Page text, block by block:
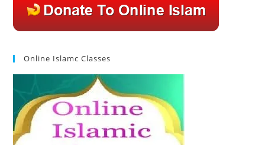
tab
tab
tab
tab
Online Islamc Classes